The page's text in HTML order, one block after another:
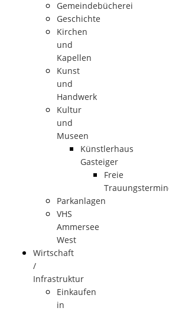
Gemeindebücherei
Geschichte
Kirchen
und
Kapellen
Kunst
und
Handwerk
Kultur
und
Museen
Künstlerhaus
Gasteiger
Freie
Parkanlagen
VHS
Ammersee
West
Wirtschaft
/
Infrastruktur
Einkaufen
in